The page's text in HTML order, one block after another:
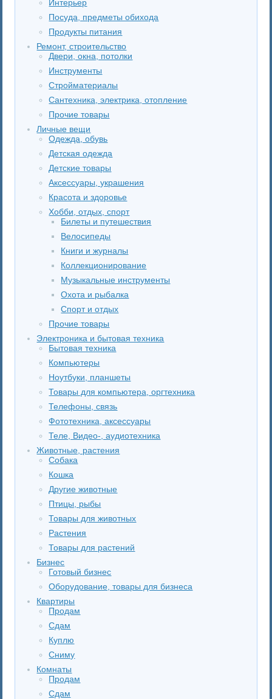
Интерьер
Посуда, предметы обихода
Продукты питания
Ремонт, строительство
Двери, окна, потолки
Инструменты
Стройматериалы
Сантехника, электрика, отопление
Прочие товары
Личные вещи
Одежда, обувь
Детская одежда
Детские товары
Аксессуары, украшения
Красота и здоровье
Хобби, отдых, спорт
Билеты и путешествия
Велосипеды
Книги и журналы
Коллекционирование
Музыкальные инструменты
Охота и рыбалка
Спорт и отдых
Прочие товары
Электроника и бытовая техника
Бытовая техника
Компьютеры
Ноутбуки, планшеты
Товары для компьютера, оргтехника
Телефоны, связь
Фототехника, аксессуары
Теле, Видео-, аудиотехника
Животные, растения
Собака
Кошка
Другие животные
Птицы, рыбы
Товары для животных
Растения
Товары для растений
Бизнес
Готовый бизнес
Оборудование, товары для бизнеса
Квартиры
Продам
Сдам
Куплю
Сниму
Комнаты
Продам
Сдам